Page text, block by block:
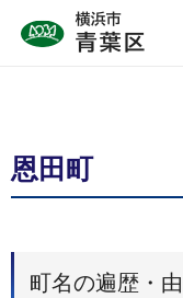
恩田町
町名の遍歴・